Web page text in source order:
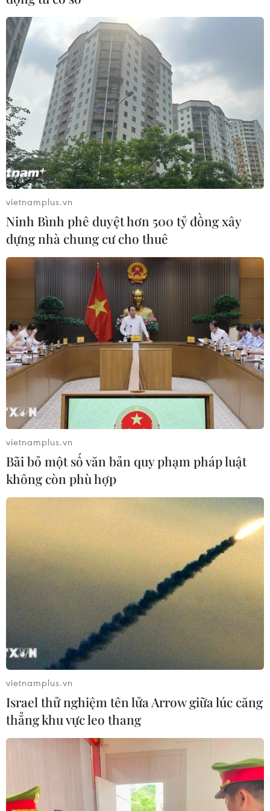
TIN CÙNG CHUYÊN MỤC
vietnamplus.vn
Ninh Bình phê duyệt hơn 500 tỷ đồng xây
dựng nhà chung cư cho thuê
vietnamplus.vn
Bãi bỏ một số văn bản quy phạm pháp luật
không còn phù hợp
vietnamplus.vn
Israel thử nghiệm tên lửa Arrow giữa lúc căng
thẳng khu vực leo thang